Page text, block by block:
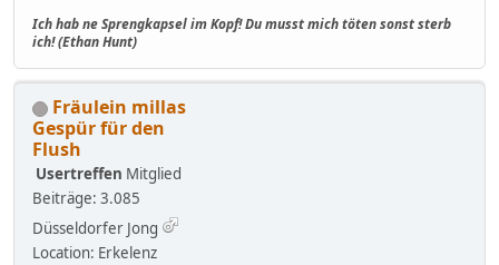
Ich hab ne Sprengkapsel im Kopf! Du musst mich töten sonst sterb
ich! (Ethan Hunt)
Fräulein millas
Gespür für den
Flush
Usertreffen Mitglied
Beiträge: 3.085
Düsseldorfer Jong
Location: Erkelenz